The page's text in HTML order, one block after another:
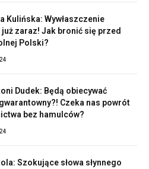
Kulińska: Wywłaszczenie
już zaraz! Jak bronić się przed
Polski?
Dudek: Będą obiecywać
Czeka nas powrót
bez hamulców?
Szokujące słowa słynnego